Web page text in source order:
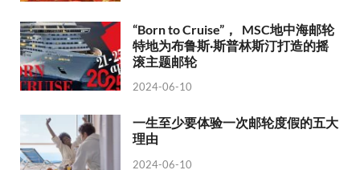
“Born to Cruise”， MSC地中海邮轮
特地为布鲁斯·斯普林斯汀打造的摇
滚主题邮轮
2024-06-10
一生至少要体验一次邮轮度假的五大
理由
2024-06-10